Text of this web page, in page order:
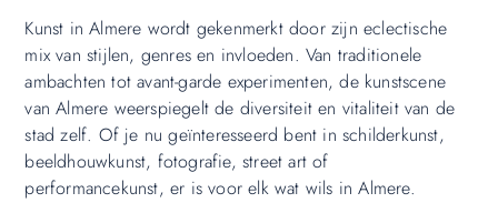
Kunst in Almere wordt gekenmerkt door zijn eclectische
mix van stijlen, genres en invloeden. Van traditionele
ambachten tot avant-garde experimenten, de kunstscene
van Almere weerspiegelt de diversiteit en vitaliteit van de
stad zelf. Of je nu geïnteresseerd bent in schilderkunst,
beeldhouwkunst, fotografie, street art of
performancekunst, er is voor elk wat wils in Almere.